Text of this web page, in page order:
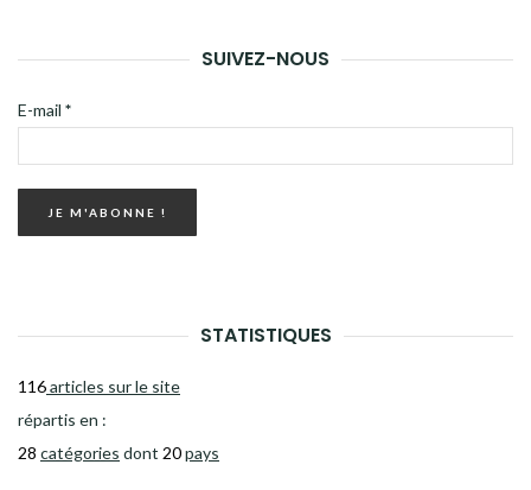
SUIVEZ-NOUS
E-mail *
STATISTIQUES
116articles sur le site
répartis en :
28 catégories dont 20pays